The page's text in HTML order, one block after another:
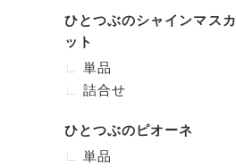
ひとつぶのシャインマスカ
ット
単品
詰合せ
ひとつぶのピオーネ
単品